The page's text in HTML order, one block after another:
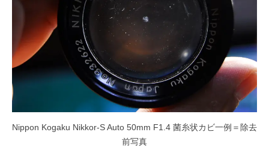
Nippon Kogaku Nikkor-S Auto 50mm F1.4 菌糸状カビ一例＝除去
前写真